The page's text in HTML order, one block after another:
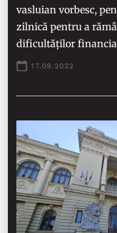
vasluian vorbesc,
zilnică pentru a
dificultăților
17.09.2022